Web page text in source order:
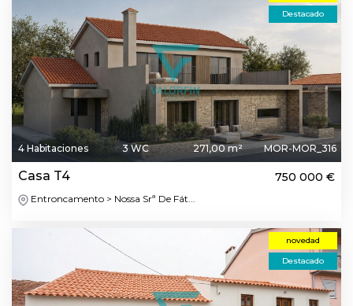
Destacado
4 Habitaciones 3 WC 271,00 m² MOR-MOR_316
Casa T4 750 000 €
Entroncamento > Nossa Srª De Fát...
novedad
Destacado